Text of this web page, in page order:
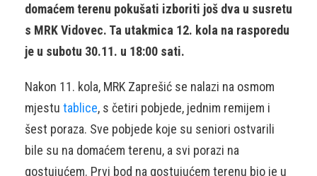
domaćem terenu pokušati izboriti još dva u susretu
s MRK Vidovec. Ta utakmica 12. kola na rasporedu
je u subotu 30.11. u 18:00 sati.
Nakon 11. kola, MRK Zaprešić se nalazi na osmom
mjestu tablice, s četiri pobjede, jednim remijem i
šest poraza. Sve pobjede koje su seniori ostvarili
bile su na domaćem terenu, a svi porazi na
gostujućem. Prvi bod na gostujućem terenu bio je u